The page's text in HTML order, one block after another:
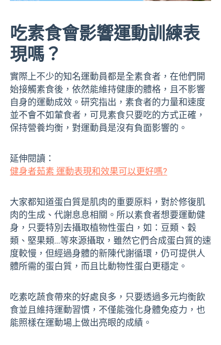
吃素食會影響運動訓練表
現嗎？
實際上不少的知名運動員都是全素食者，在他們開
始接觸素食後，依然能維持健康的體格，且不影響
自身的運動成效。研究指出，素食者的力量和速度
並不會不如葷食者，可見素食只要吃的方式正確，
保持營養均衡，對運動員是沒有負面影響的。
延伸閱讀：
健身者茹素 運動表現和效果可以更好嗎?
大家都知道蛋白質是肌肉的重要原料，對於修復肌
肉的生成、代謝息息相關。所以素食者想要運動健
身，只要特別去攝取植物性蛋白，如：豆類、穀
類、堅果類…等來源攝取，雖然它們合成蛋白質的速
度較慢，但經過身體的新陳代謝循環，仍可提供人
體所需的蛋白質，而且比動物性蛋白更穩定。
吃素吃蔬食帶來的好處良多，只要透過多元均衡飲
食並且維持運動習慣，不僅能強化身體免疫力，也
能照樣在運動場上做出亮眼的成績。